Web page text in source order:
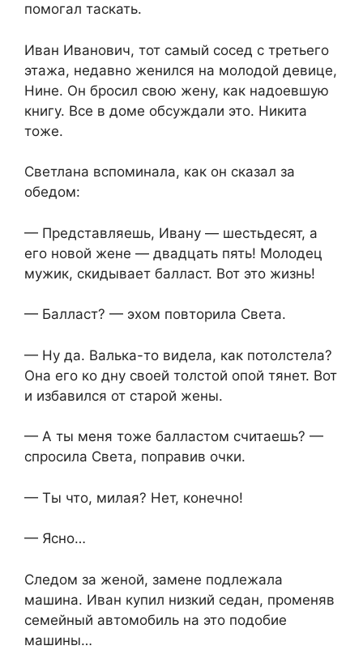
помогал таскать.
Иван Иванович, тот самый сосед с третьего
этажа, недавно женился на молодой девице,
Нине. Он бросил свою жену, как надоевшую
книгу. Все в доме обсуждали это. Никита
тоже.
Светлана вспоминала, как он сказал за
обедом:
— Представляешь, Ивану — шестьдесят, а
его новой жене — двадцать пять! Молодец
мужик, скидывает балласт. Вот это жизнь!
— Балласт? — эхом повторила Света.
— Ну да. Валька-то видела, как потолстела?
Она его ко дну своей толстой опой тянет. Вот
и избавился от старой жены.
— А ты меня тоже балластом считаешь? —
спросила Света, поправив очки.
— Ты что, милая? Нет, конечно!
— Ясно…
Следом за женой, замене подлежала
машина. Иван купил низкий седан, променяв
семейный автомобиль на это подобие
машины…